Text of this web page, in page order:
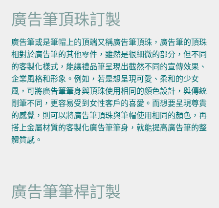
廣告筆頂珠訂製
廣告筆或是筆帽上的頂端又稱廣告筆頂珠，廣告筆的頂珠
相對於廣告筆的其他零件，雖然是很細微的部分，但不同
的客製化樣式，能讓禮品筆呈現出截然不同的宣傳效果、
企業風格和形象。例如，若是想呈現可愛、柔和的少女
風，可將廣告筆筆身與頂珠使用相同的顏色設計，與傳統
剛筆不同，更容易受到女性客戶的喜愛。而想要呈現尊貴
的感覺，則可以將廣告筆頂珠與筆帽使用相同的顏色，再
搭上金屬材質的客製化廣告筆筆身，就能提高廣告筆的整
體質感。
廣告筆筆桿訂製